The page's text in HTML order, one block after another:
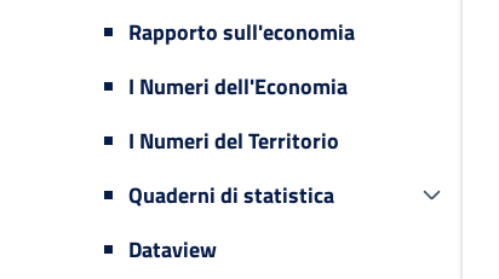
Rapporto sull'economia
I Numeri dell'Economia
I Numeri del Territorio
Quaderni di statistica
Dataview